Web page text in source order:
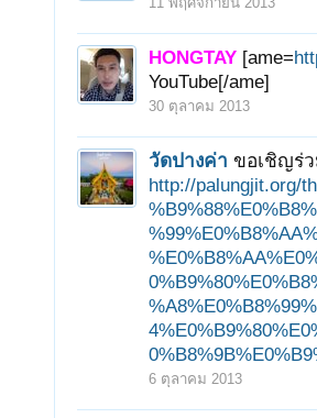
HONGTAY [ame=
YouTube[/ame]
30 ตุลาคม 2013
วัดปางค่า ขอเชิญร่
http://palungjit.org/
6 ตุลาคม 2013